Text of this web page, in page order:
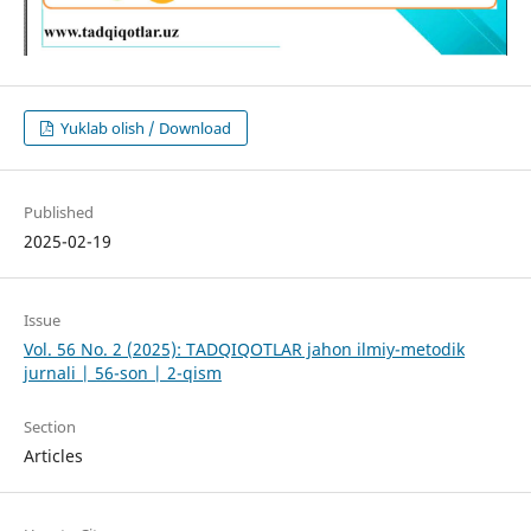
Yuklab olish / Download
Published
2025-02-19
Issue
Vol. 56 No. 2 (2025): TADQIQOTLAR jahon ilmiy-metodik
jurnali | 56-son | 2-qism
Section
Articles